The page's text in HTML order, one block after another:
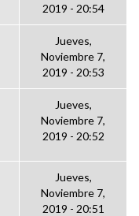
2019 - 20:54
Jueves,
Noviembre 7,
2019 - 20:53
Jueves,
Noviembre 7,
2019 - 20:52
Jueves,
Noviembre 7,
2019 - 20:51